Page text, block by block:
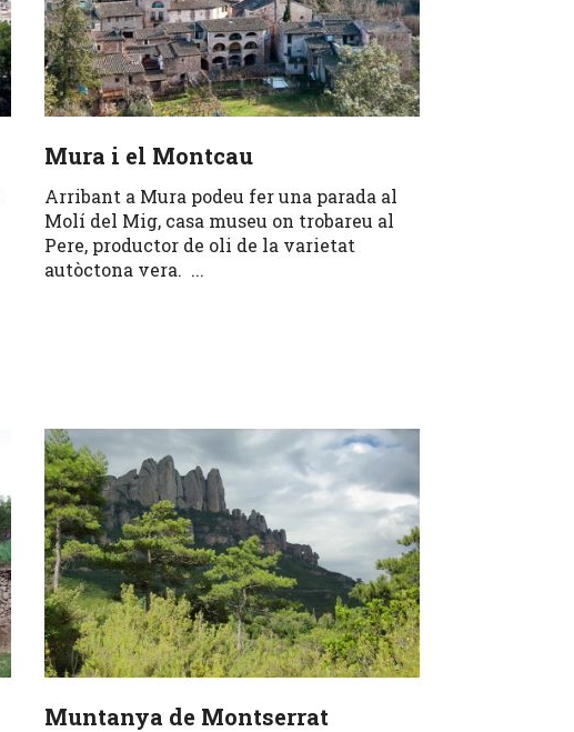
Mura i el Montcau
Arribant a Mura podeu fer una parada al
Molí del Mig, casa museu on trobareu al
Pere, productor de oli de la varietat
autòctona vera. ...
Muntanya de Montserrat